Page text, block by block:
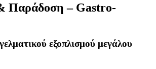
Παράδοση – Gastro-
εξοπλισμού μεγάλου